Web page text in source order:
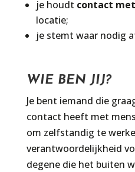
je houdt contact
locatie;
je stemt waar nodig
WIE BEN JIJ?
Je bent iemand die
contact heeft met
om zelfstandig te
verantwoordelijkheid
degene die het buiten